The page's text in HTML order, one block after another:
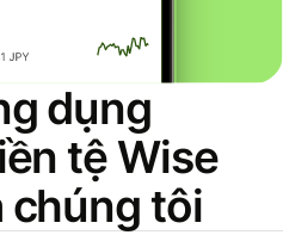
dụng
tệ Wise
chúng tôi